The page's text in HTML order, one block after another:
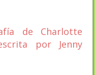
de Charlotte
por Jenny